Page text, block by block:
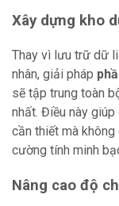
Xây dựng kho
Thay vì lưu trữ dữ
nhân, giải pháp
sẽ tập trung toàn
nhất. Điều này
cần thiết mà
cường tính minh
Nâng cao độ